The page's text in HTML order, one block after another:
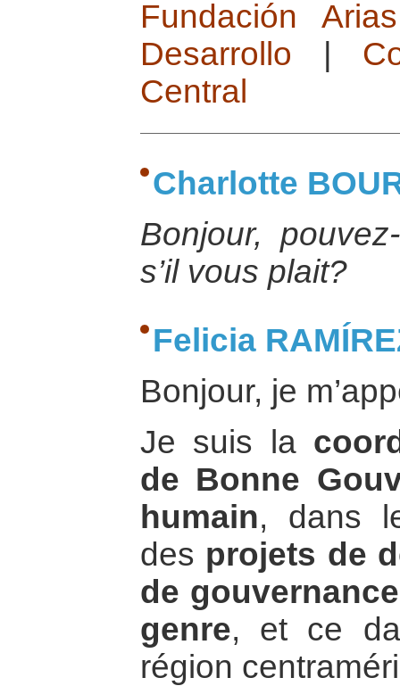
Fundación
Desarrollo
Central
Charlotte
Bonjour,
s’il vous plait?
Felicia
Bonjour, je
Je suis la
de Bonne
humain, dans
des projets de
de
genre, et ce
région